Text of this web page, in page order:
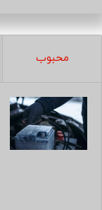
محبوب